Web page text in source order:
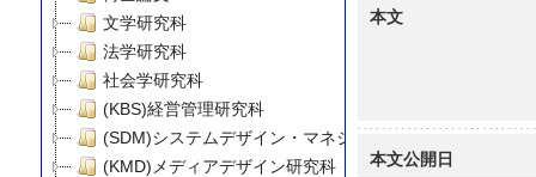
文学研究科
法学研究科
社会学研究科
(KBS)経営管理研究科
(SDM)システムデザイン・マネジメント研究科
(KMD)メディアデザイン研究科
本文
本文公開日